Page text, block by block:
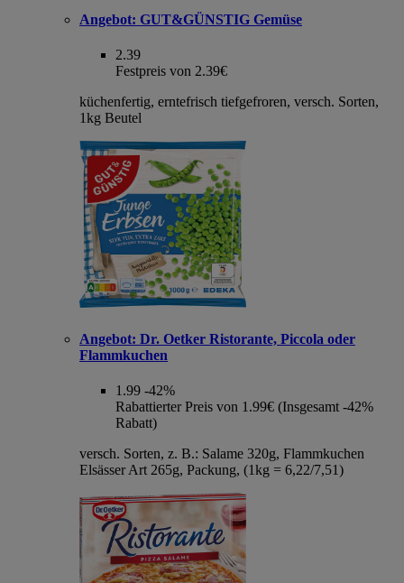
Angebot: GUT&GÜNSTIG Gemüse
2.39
Festpreis von 2.39€
küchenfertig, erntefrisch tiefgefroren, versch. Sorten,
1kg Beutel
Angebot: Dr. Oetker Ristorante, Piccola oder
Flammkuchen
1.99 -42%
Rabattierter Preis von 1.99€ (Insgesamt -42%
Rabatt)
versch. Sorten, z. B.: Salame 320g, Flammkuchen
Elsässer Art 265g, Packung, (1kg = 6,22/7,51)